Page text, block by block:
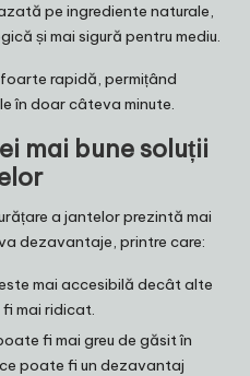
pe ingrediente naturale,
și mai sigură pentru mediu.
rapidă, permițând
în doar câteva minute.
mai bune soluții
a jantelor prezintă mai
dezavantaje, printre care:
mai accesibilă decât alte
mai ridicat.
fi mai greu de găsit în
poate fi un dezavantaj